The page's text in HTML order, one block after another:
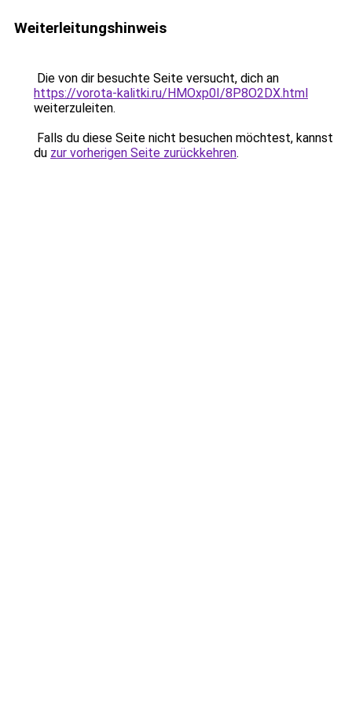
Weiterleitungshinweis
Die von dir besuchte Seite versucht, dich an
https://vorota-kalitki.ru/HMOxp0I/8P8O2DX.html
weiterzuleiten.
Falls du diese Seite nicht besuchen möchtest, kannst
du zur vorherigen Seite zurückkehren.